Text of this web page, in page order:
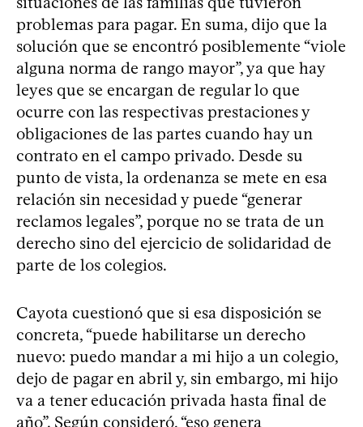
problemas para pagar. En suma, dijo que la
solución que se encontró posiblemente “viole
alguna norma de rango mayor”, ya que hay
leyes que se encargan de regular lo que
ocurre con las respectivas prestaciones y
obligaciones de las partes cuando hay un
contrato en el campo privado. Desde su
punto de vista, la ordenanza se mete en esa
relación sin necesidad y puede “generar
reclamos legales”, porque no se trata de un
derecho sino del ejercicio de solidaridad de
parte de los colegios.
Cayota cuestionó que si esa disposición se
concreta, “puede habilitarse un derecho
nuevo: puedo mandar a mi hijo a un colegio,
dejo de pagar en abril y, sin embargo, mi hijo
va a tener educación privada hasta final de
año”. Según consideró, “eso genera